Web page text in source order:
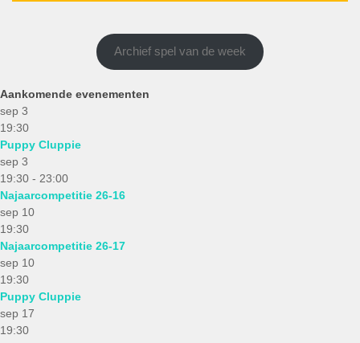
Archief spel van de week
Aankomende evenementen
sep 3
19:30
Puppy Cluppie
sep 3
19:30 - 23:00
Najaarcompetitie 26-16
sep 10
19:30
Najaarcompetitie 26-17
sep 10
19:30
Puppy Cluppie
sep 17
19:30